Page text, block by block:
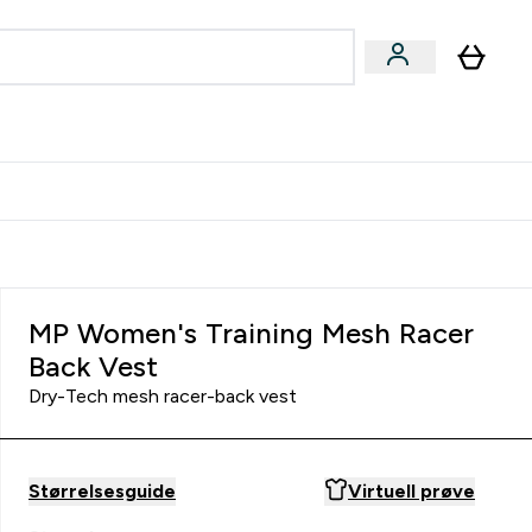
MP Women's Training Mesh Racer
Back Vest
Dry-Tech mesh racer-back vest
Størrelsesguide Virtuell prøve